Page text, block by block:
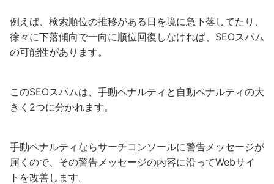
例えば、検索順位の推移がある日を境に急下落してたり、
徐々に下落傾向で一向に順位回復しなければ、SEOスパム
の可能性があります。
このSEOスパムは、手動ペナルティと自動ペナルティの大
きく2つに分かれます。
手動ペナルティならサーチコンソールに警告メッセージが
届くので、その警告メッセージの内容に沿ってWebサイ
トを改善します。